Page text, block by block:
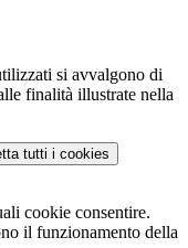
si avvalgono di
finalità illustrate nella
tutti i cookies
cookie consentire.
il funzionamento della